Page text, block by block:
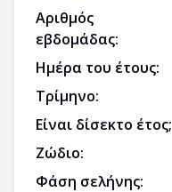
Αριθμός
εβδομάδας:
Ημέρα του έτους:
Τρίμηνο:
Είναι δίσεκτο έτος;
Ζώδιο:
Φάση σελήνης: